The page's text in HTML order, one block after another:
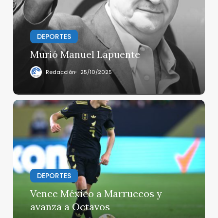
DEPORTES
Murió Manuel Lapuente
Redacción 25/10/2025
Vence
México
Marruecos
y
avanza
a
DEPORTES
Vence México a Marruecos y
avanza a Octavos